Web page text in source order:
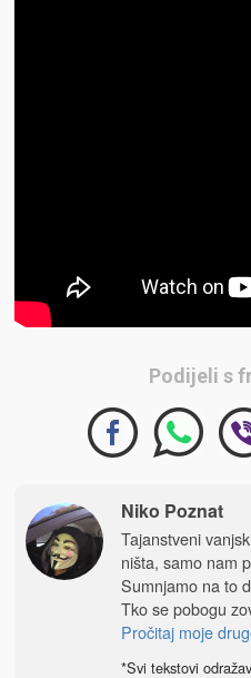
Podijeli s
Niko Poznat
Tajanstveni
ništa, samo nam
Sumnjamo na to
Tko se pobogu
Pročitaj moje
*Svi tekstovi